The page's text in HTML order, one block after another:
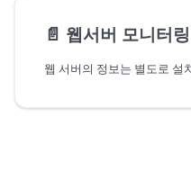
📄️ 웹서버 모니터링